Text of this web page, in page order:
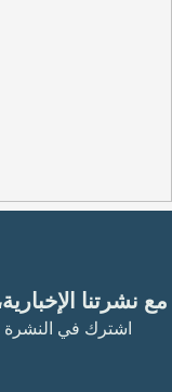
مع نشرتنا
اشترك في النشرة